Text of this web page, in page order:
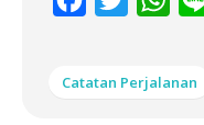
Catatan Perjalanan